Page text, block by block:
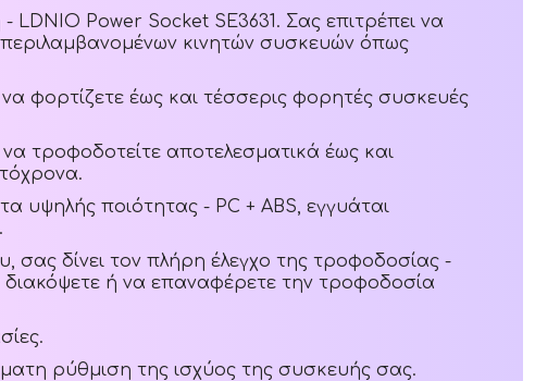
LDNIO Power Socket SE3631. Σας επιτρέπει να
κινητών συσκευών όπως
φορτίζετε έως και τέσσερις φορητές συσκευές
τροφοδοτείτε αποτελεσματικά έως και
υψηλής ποιότητας - PC + ABS, εγγυάται
σας δίνει τον πλήρη έλεγχο της τροφοδοσίας -
ή να επαναφέρετε την τροφοδοσία
ρύθμιση της ισχύος της συσκευής σας.